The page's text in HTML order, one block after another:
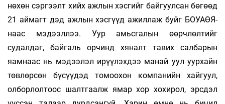
нөхөн сэргээлт хийх ажлын хэсгийг байгуулсан бөгөөд
21 аймагт дэд ажлын хэсгүүд ажиллаж буйг БОУАӨЯ-
наас мэдээллээ. Уур амьсгалын өөрчлөлтийг
судалдаг, байгаль орчинд хя­налт тавих салбарын
яамнаас нь мэдээлэл ирүү­лэхдээ манай уул уурхайн
төвлөрсөн бүсүүдэд томоохон компанийн хайгуул,
олборлолтоос шалтгаалж ямар хор хохирол, эрсдэл